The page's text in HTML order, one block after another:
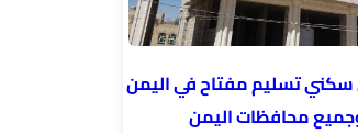
سكني تسليم مفتاح في اليمن
محافظات اليمن